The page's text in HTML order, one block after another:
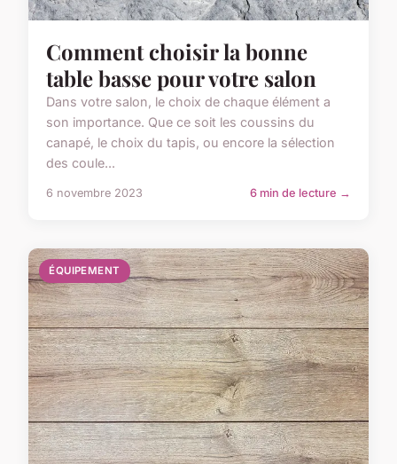
Comment choisir la bonne
table basse pour votre salon
Dans votre salon, le choix de chaque élément a
son importance. Que ce soit les coussins du
canapé, le choix du tapis, ou encore la sélection
des coule...
6 novembre 2023 6 min de lecture →
ÉQUIPEMENT